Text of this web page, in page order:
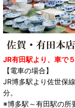
JR有田駅より、車で
【電車の場合】
JR博多駅より佐世保
分。
※博多駅～有田駅の所